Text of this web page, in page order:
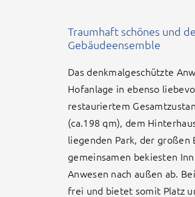
Traumhaft schönes und
Gebäudeensemble
Das denkmalgeschützte
Hofanlage in ebenso
restauriertem
(ca.198 qm), dem
liegenden Park, der großen
gemeinsamen bekiesten
Anwesen nach außen ab.
frei und bietet somit Platz